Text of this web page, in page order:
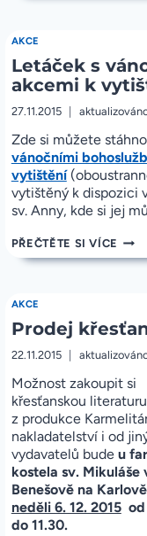
16:30
AKCE
Letáček s
akcemi k
27.11.2015
Zde si můžete
vánočními
vytištění
vytištěný k dispozici
sv. Anny, kde si jej
PŘEČTĚTE SI VÍCE
K
AKCE
Prodej
22.11.2015
Možnost zakoupit si
křesťanskou literaturu
z produkce
nakladatelství i od
vydavatelů budeu
kostela sv. Mikuláše
Benešově na Karlově
neděli 6. 12. 2015od
do 11.30.